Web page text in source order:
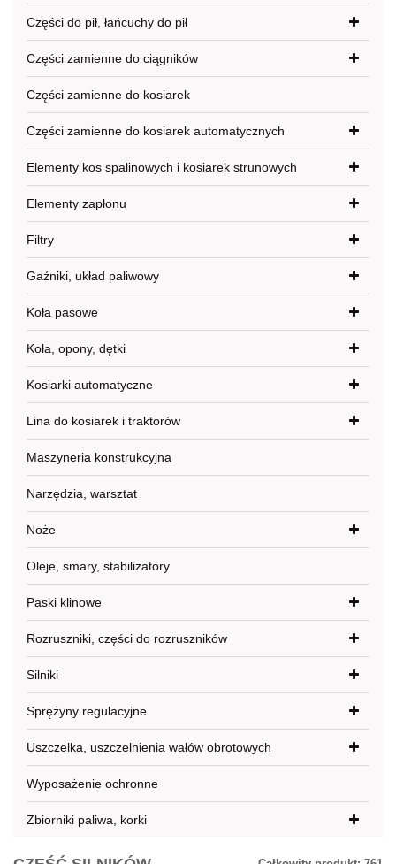
Części do pił, łańcuchy do pił
Części zamienne do ciągników
Części zamienne do kosiarek
Części zamienne do kosiarek automatycznych
Elementy kos spalinowych i kosiarek strunowych
Elementy zapłonu
Filtry
Gaźniki, układ paliwowy
Koła pasowe
Koła, opony, dętki
Kosiarki automatyczne
Lina do kosiarek i traktorów
Maszyneria konstrukcyjna
Narzędzia, warsztat
Noże
Oleje, smary, stabilizatory
Paski klinowe
Rozruszniki, części do rozruszników
Silniki
Sprężyny regulacyjne
Uszczelka, uszczelnienia wałów obrotowych
Wyposażenie ochronne
Zbiorniki paliwa, korki